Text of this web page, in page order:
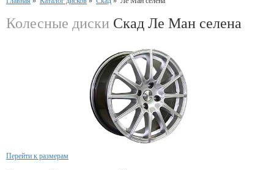
Колесные диски Скад Ле Ман селена
Перейти к размерам